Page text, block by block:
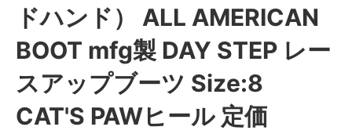
ドハンド） ALL AMERICAN
BOOT mfg製 DAY STEP レー
スアップブーツ Size:8
CAT'S PAWヒール 定価